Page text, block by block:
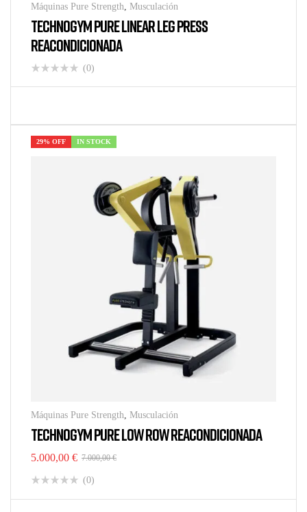
Máquinas Pure Strength Musculación
TECHNOGYM PURE LINEAR LEG PRESS
REACONDICIONADA
(0)
29% OFF IN STOCK
Máquinas Pure Strength, Musculación
TECHNOGYM PURE LOW ROW REACONDICIONADA
7.000,00€
5.000,00 €
(0)